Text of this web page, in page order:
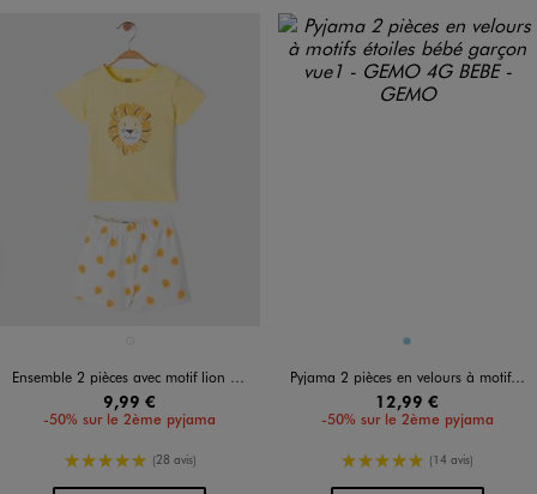
Ensemble 2 pièces avec motif lion bébé garçon tee-shirt et short
9,99 €
-50% sur le 2ème pyjama
5/5 de moyenne
(28 avis)
Disponible en 1 coloris
BLEU CIEL
Pyjama 2 pièces en velours à motifs étoiles bébé garçon
12,99 €
-50% sur le 2ème pyjama
5/5 de moyenne
(14 avis)